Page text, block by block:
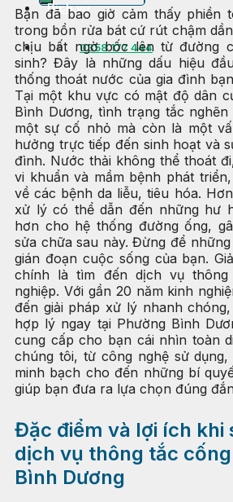
Dịch vụ
0358 177 444
Bạn đã bao giờ cảm thấy phiền
trong bồn rửa bát cứ rút chậm
chịu bất ngờ bốc lên từ đường
sinh? Đây là những dấu hiệu
thống thoát nước của gia đình
Tại một khu vực có mật độ dân
Bình Dương, tình trạng tắc
một sự cố nhỏ mà còn là một
hưởng trực tiếp đến sinh hoạt và
đình. Nước thải không thể thoát
vi khuẩn và mầm bệnh phát
về các bệnh da liễu, tiêu hóa.
xử lý có thể dẫn đến những hư
hơn cho hệ thống đường ống,
sửa chữa sau này. Đừng để
gián đoạn cuộc sống của bạn.
chính là tìm đến dịch vụ thông
nghiệp. Với gần 20 năm kinh
đến giải pháp xử lý nhanh
hợp lý ngay tại Phường Bình
cung cấp cho bạn cái nhìn toàn
chúng tôi, từ công nghệ sử
minh bạch cho đến những bí
giúp bạn đưa ra lựa chọn đúng
Đặc điểm và lợi ích khi
dịch vụ thông tắc
Bình Dương